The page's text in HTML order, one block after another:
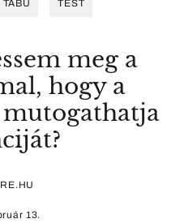
TABU TEST
meg a
hogy a
13.